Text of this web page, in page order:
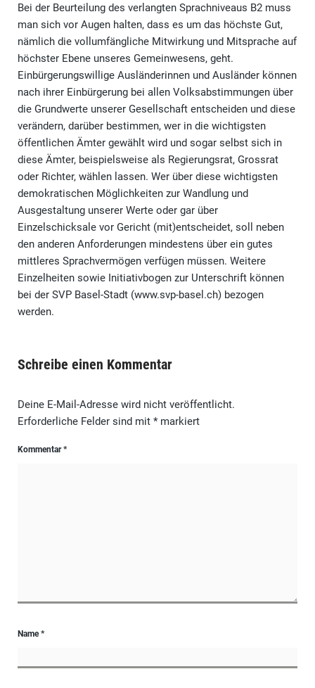
Bei der Beurteilung des verlangten Sprachniveaus B2 muss
man sich vor Augen halten, dass es um das höchste Gut,
nämlich die vollumfängliche Mitwirkung und Mitsprache auf
höchster Ebene unseres Gemeinwesens, geht.
Einbürgerungswillige Ausländerinnen und Ausländer können
nach ihrer Einbürgerung bei allen Volksabstimmungen über
die Grundwerte unserer Gesellschaft entscheiden und diese
verändern, darüber bestimmen, wer in die wichtigsten
öffentlichen Ämter gewählt wird und sogar selbst sich in
diese Ämter, beispielsweise als Regierungsrat, Grossrat
oder Richter, wählen lassen. Wer über diese wichtigsten
demokratischen Möglichkeiten zur Wandlung und
Ausgestaltung unserer Werte oder gar über
Einzelschicksale vor Gericht (mit)entscheidet, soll neben
den anderen Anforderungen mindestens über ein gutes
mittleres Sprachvermögen verfügen müssen. Weitere
Einzelheiten sowie Initiativbogen zur Unterschrift können
bei der SVP Basel-Stadt (www.svp-basel.ch) bezogen
werden.
Schreibe einen Kommentar
Deine E-Mail-Adresse wird nicht veröffentlicht.
Erforderliche Felder sind mit *markiert
Kommentar*
Name*